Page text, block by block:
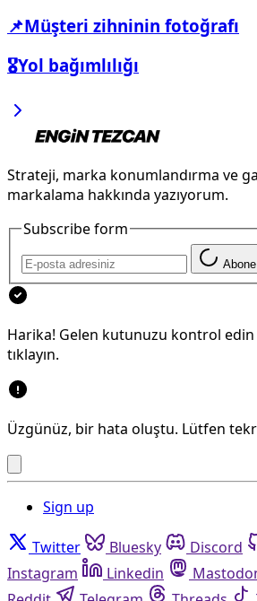
📌Müşteri zihninin fotoğrafı
🎖️Yol bağımlılığı
Strateji, marka konumlandırma ve
markalama hakkında yazıyorum.
Subscribe form
Abone
Harika! Gelen kutunuzu kontrol edin
tıklayın.
Üzgünüz, bir hata oluştu. Lütfen
Sign up
Twitter Bluesky Discord
Instagram
Linkedin